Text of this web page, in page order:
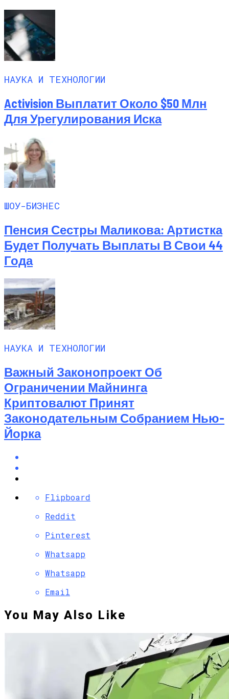
НАУКА И ТЕХНОЛОГИИ
Activision Выплатит Около $50 Млн
Для Урегулирования Иска
ШОУ-БИЗНЕС
Пенсия Сестры Маликова: Артистка
Будет Получать Выплаты В Свои 44
Года
НАУКА И ТЕХНОЛОГИИ
Важный Законопроект Об
Ограничении Майнинга
Криптовалют Принят
Законодательным Собранием Нью-
Йорка
Flipboard
Reddit
Pinterest
Whatsapp
Whatsapp
Email
You May Also Like